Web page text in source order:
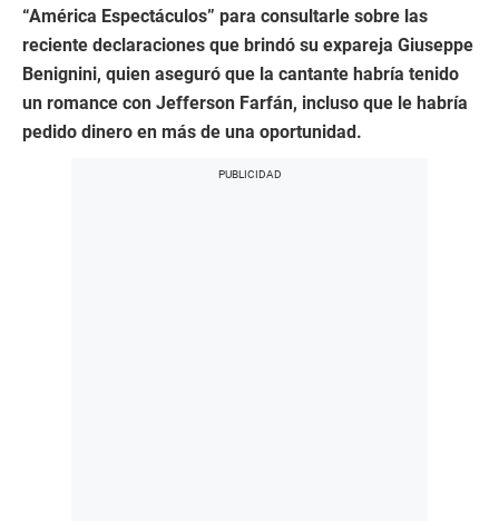
“América Espectáculos” para consultarle sobre las
reciente declaraciones que brindó su expareja Giuseppe
Benignini, quien aseguró que la cantante habría tenido
un romance con Jefferson Farfán, incluso que le habría
pedido dinero en más de una oportunidad.